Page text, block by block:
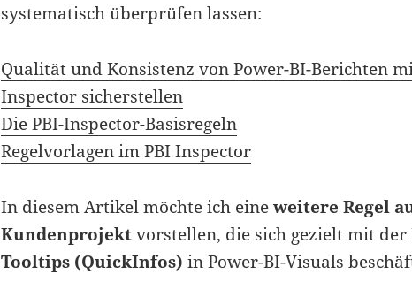
systematisch überprüfen lassen:
Qualität und Konsistenz von Power-BI-Berichten
Inspector sicherstellen
Die PBI-Inspector-Basisregeln
Regelvorlagen im PBI Inspector
In diesem Artikel möchte ich eineweitere Regel
Kundenprojektvorstellen, die sich gezielt mit
Tooltips (QuickInfos) in Power-BI-Visuals